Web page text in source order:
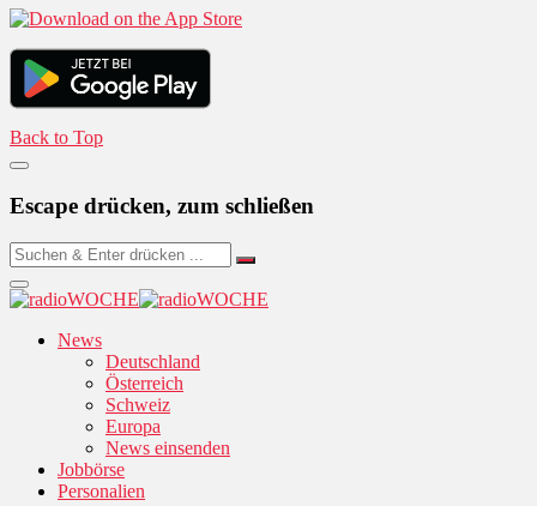
Back to Top
Escape drücken, zum schließen
News
Deutschland
Österreich
Schweiz
Europa
News einsenden
Jobbörse
Personalien